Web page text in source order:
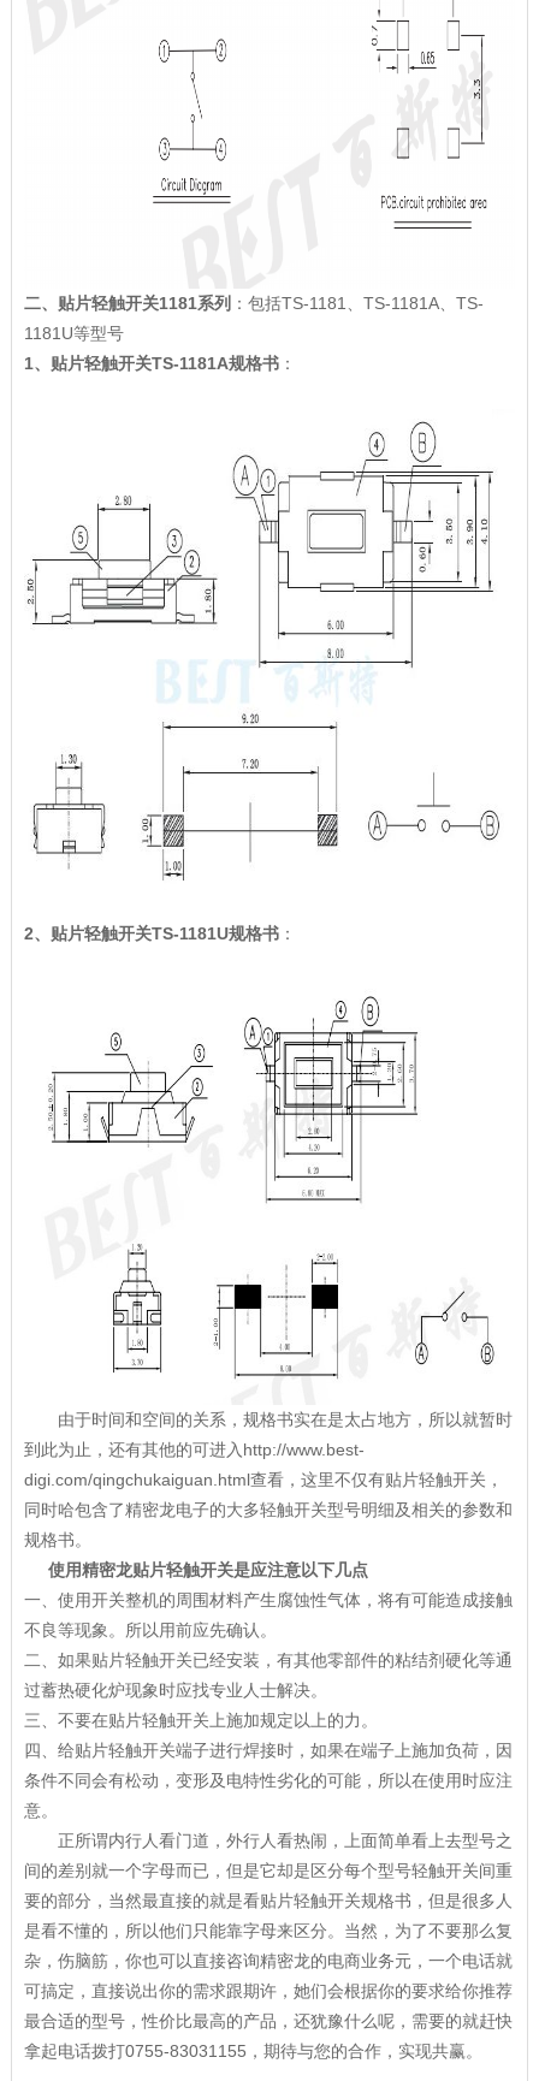
二、贴片轻触开关1181系列 ：包括TS-1181、TS-1181A、TS-
1181U等型号
1、贴片轻触开关TS-1181A规格书：
2、贴片轻触开关TS-1181U规格书：
由于时间和空间的关系，规格书实在是太占地方，所以就暂时
到此为止，还有其他的可进入http://www.best-
digi.com/qingchukaiguan.html查看，这里不仅有贴片轻触开关，
同时哈包含了精密龙电子的大多轻触开关型号明细及相关的参数和
规格书。
使用精密龙贴片轻触开关是应注意以下几点
一、使用开关整机的周围材料产生腐蚀性气体，将有可能造成接触
不良等现象。所以用前应先确认。
二、如果贴片轻触开关已经安装，有其他零部件的粘结剂硬化等通
过蓄热硬化炉现象时应找专业人士解决。
三、不要在贴片轻触开关上施加规定以上的力。
四、给贴片轻触开关端子进行焊接时，如果在端子上施加负荷，因
条件不同会有松动，变形及电特性劣化的可能，所以在使用时应注
意。
正所谓内行人看门道，外行人看热闹，上面简单看上去型号之
间的差别就一个字母而已，但是它却是区分每个型号轻触开关间重
要的部分，当然最直接的就是看贴片轻触开关规格书，但是很多人
是看不懂的，所以他们只能靠字母来区分。当然，为了不要那么复
杂，伤脑筋，你也可以直接咨询精密龙的电商业务元，一个电话就
可搞定，直接说出你的需求跟期许，她们会根据你的要求给你推荐
最合适的型号，性价比最高的产品，还犹豫什么呢，需要的就赶快
拿起电话拨打0755-83031155，期待与您的合作，实现共赢。